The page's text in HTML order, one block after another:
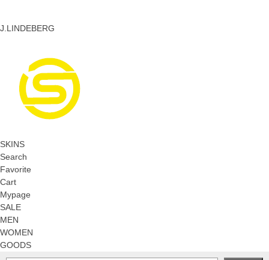
J.LINDEBERG
SKINS
Search
Favorite
Cart
Mypage
SALE
MEN
WOMEN
GOODS